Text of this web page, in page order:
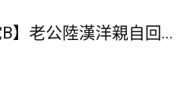
】老公陸漢洋親自回...